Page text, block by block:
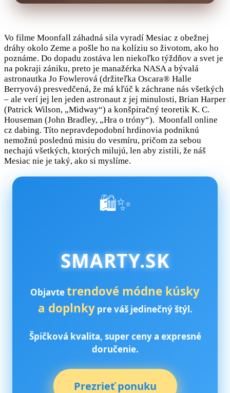
Vo filme Moonfall záhadná sila vyradí Mesiac z obežnej
dráhy okolo Zeme a pošle ho na kolíziu so životom, ako ho
poznáme. Do dopadu zostáva len niekoľko týždňov a svet je
na pokraji zániku, preto je manažérka NASA a bývalá
astronautka Jo Fowlerová (držiteľka Oscara® Halle
Berryová) presvedčená, že má kľúč k záchrane nás všetkých
– ale verí jej len jeden astronaut z jej minulosti, Brian Harper
(Patrick Wilson, „Midway“) a konšpiračný teoretik K. C.
Houseman (John Bradley, „Hra o tróny“). Moonfall online
cz dabing. Títo nepravdepodobní hrdinovia podniknú
nemožnú poslednú misiu do vesmíru, pričom za sebou
nechajú všetkých, ktorých milujú, len aby zistili, že náš
Mesiac nie je taký, ako si myslíme.
🛍️✨
SMARTY.SK
Objavtetrendové módne kúsky
a doplnkypre váš jedinečný štýl.
Špičková kvalita, super ceny a expresné
doručenie.
Prezrieť ponuku